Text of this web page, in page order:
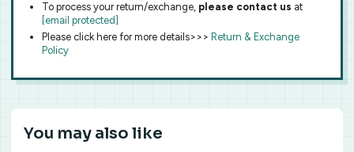
To process your return/exchange, please contact us at
[email protected]
Please click here for more details>>> Return & Exchange
Policy
You may also like